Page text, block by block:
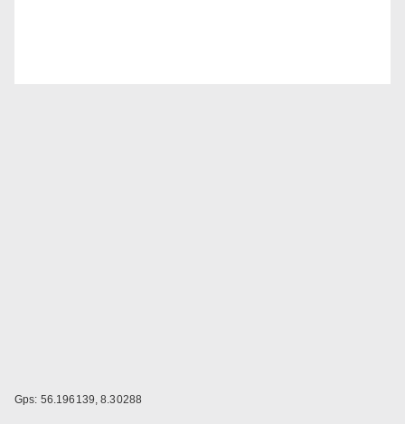
Gps: 56.196139, 8.30288